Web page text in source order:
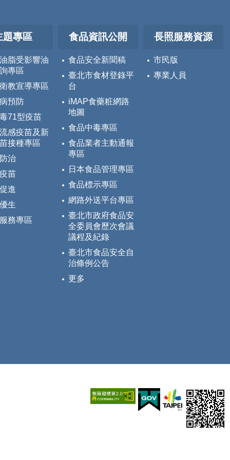
題專區
脂受影響油
專區
教宣導專區
預防
71型疫苗
感疫苗及新
接種專區
治
苗
進
生
務專區
食品資訊公開
食品安全新聞稿
臺北市食材登錄平
台
iMAP食藥粧網路
地圖
食品中毒專區
食品業者主動通報
專區
日本食品管理專區
食品標示專區
網路外送平台專區
臺北市政府食品安
全委員會歷次會議
議程及紀錄
臺北市食品安全自
治條例公告
更多
長照服務資源
市民版
專業人員